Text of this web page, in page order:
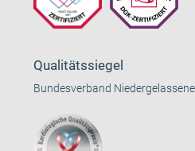
Qualitätssiegel
Bundesverband